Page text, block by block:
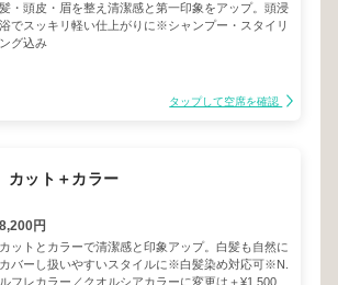
髪・頭皮・眉を整え清潔感と第一印象をアップ。頭浸
浴でスッキリ軽い仕上がりに※シャンプー・スタイリ
ング込み
タップして空席を確認
ット＋カラー
8,200円
カットとカラーで清潔感と印象アップ。白髪も自然に
カバーし扱いやすいスタイルに※白髪染め対応可※N.
ルフレカラー／クオルシアカラーに変更は＋¥1,500